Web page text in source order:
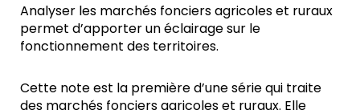
Analyser les marchés fonciers agricoles et ruraux
permet d’apporter un éclairage sur le
fonctionnement des territoires.
Cette note est la première d’une série qui traite
des marchés fonciers agricoles et ruraux. Elle